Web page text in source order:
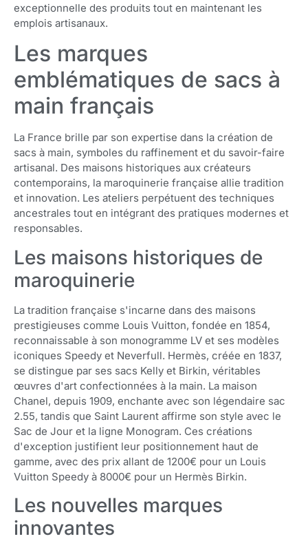
exceptionnelle des produits tout en maintenant les
emplois artisanaux.
Les marques
emblématiques de sacs à
main français
La France brille par son expertise dans la création de
sacs à main, symboles du raffinement et du savoir-faire
artisanal. Des maisons historiques aux créateurs
contemporains, la maroquinerie française allie tradition
et innovation. Les ateliers perpétuent des techniques
ancestrales tout en intégrant des pratiques modernes et
responsables.
Les maisons historiques de
maroquinerie
La tradition française s'incarne dans des maisons
prestigieuses comme Louis Vuitton, fondée en 1854,
reconnaissable à son monogramme LV et ses modèles
iconiques Speedy et Neverfull. Hermès, créée en 1837,
se distingue par ses sacs Kelly et Birkin, véritables
œuvres d'art confectionnées à la main. La maison
Chanel, depuis 1909, enchante avec son légendaire sac
2.55, tandis que Saint Laurent affirme son style avec le
Sac de Jour et la ligne Monogram. Ces créations
d'exception justifient leur positionnement haut de
gamme, avec des prix allant de 1200€ pour un Louis
Vuitton Speedy à 8000€ pour un Hermès Birkin.
Les nouvelles marques
innovantes